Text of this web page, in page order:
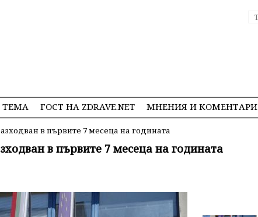
ТЕМА ГОСТ НА ZDRAVE.NET МНЕНИЯ И КОМЕНТАРИ
в първите 7 месеца на годината
в първите 7 месеца на годината